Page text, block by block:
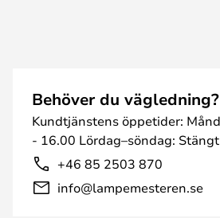
Behöver du vägledning?
Kundtjänstens öppetider:
- 16.00 Lördag–söndag: Stängt
+46 85 2503 870
info@lampemesteren.se